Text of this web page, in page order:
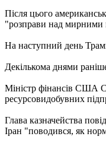
Після цього
"розправи над мирними
На наступний день
Декількома днями
Міністр фінансів США
ресурсовидобувних
Глава казначейства
Іран "поводився, як